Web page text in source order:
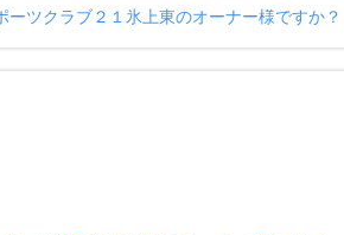
ーツクラブ２１氷上東のオーナー様ですか？